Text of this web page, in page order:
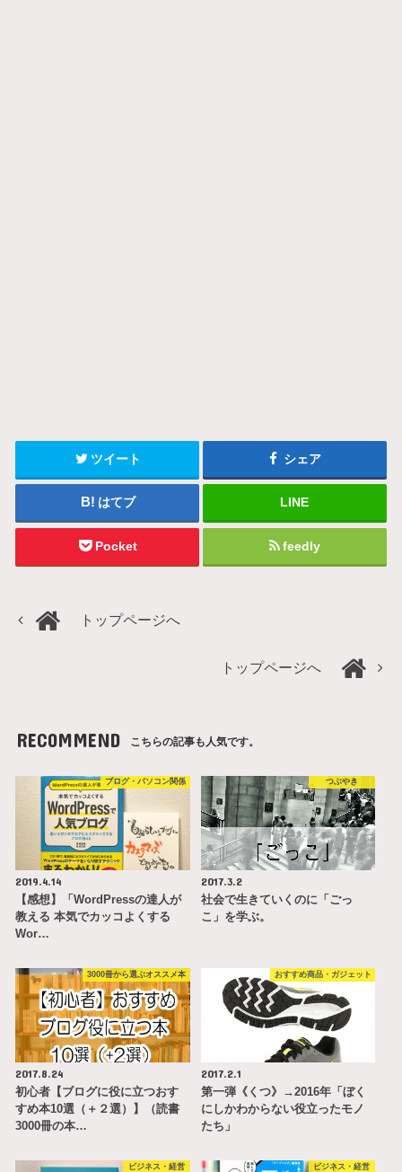
ツイート シェア
はてブ LINE
Pocket feedly
トップページへ
トップページへ
RECOMMEND こちらの記事も人気です。
ブログ・パソコン関係
2019.4.14
【感想】「WordPressの達人が
教える 本気でカッコよくする
Wor…
つぶやき
2017.3.2
社会で生きていくのに「ごっ
こ」を学ぶ。
3000冊から選ぶオススメ本
2017.8.24
初心者【ブログに役に立つおす
すめ本10選（＋２選）】（読書
3000冊の本…
おすすめ商品・ガジェット
2017.2.1
第一弾《くつ》→2016年「ぼく
にしかわからない役立ったモノ
たち」
ビジネス・経営 ビジネス・経営